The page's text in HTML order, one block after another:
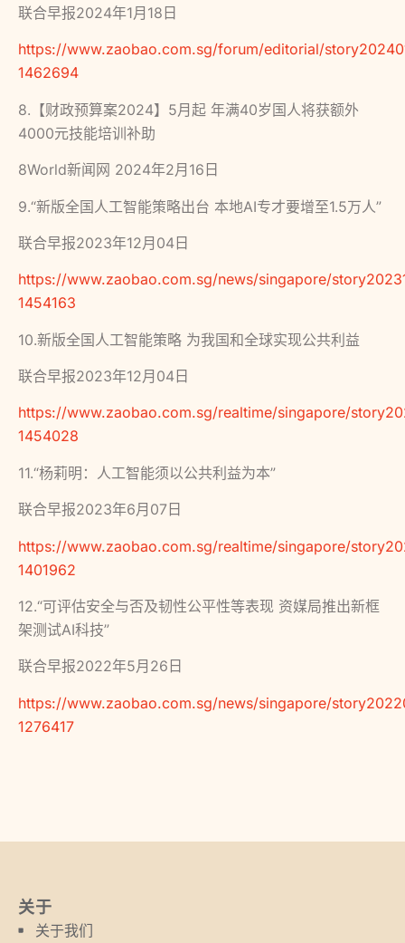
联合早报2024年1月18日
https://www.zaobao.com.sg/forum/editorial/
1462694
8.【财政预算案2024】5月起 年满40岁国人将获额外
4000元技能培训补助
8World新闻网 2024年2月16日
9.“新版全国人工智能策略出台 本地AI专才要增至1.5万人”
联合早报2023年12月04日
https://www.zaobao.com.sg/news/singapore/
1454163
10.新版全国人工智能策略 为我国和全球实现公共利益
联合早报2023年12月04日
https://www.zaobao.com.sg/realtime/singapore/
1454028
11.“杨莉明：人工智能须以公共利益为本”
联合早报2023年6月07日
https://www.zaobao.com.sg/realtime/singapore/
1401962
12.“可评估安全与否及韧性公平性等表现 资媒局推出新框
架测试AI科技”
联合早报2022年5月26日
https://www.zaobao.com.sg/news/singapore/
1276417
关于
关于我们